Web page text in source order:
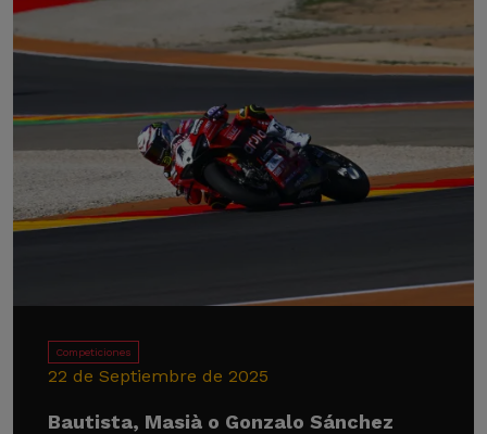
Competiciones
22 de Septiembre de 2025
Bautista, Masià o Gonzalo Sánchez